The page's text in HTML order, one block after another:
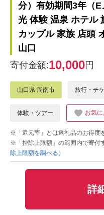
分）有効期間3年（
光 体験 温泉 ホテル
カップル 家族 店頭
山口
寄付金額:10,000円
山口県 周南市 旅行・チ
体験・ツアー お気に
※「還元率」とは返礼品のお得度
※「控除上限額」の範囲内で寄付
除上限額を調べる）
詳